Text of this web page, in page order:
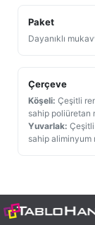
Paket
Dayanıklı
Çerçeve
Köşeli: Çeşitli
sahip poliüretan
Yuvarlak:
sahip